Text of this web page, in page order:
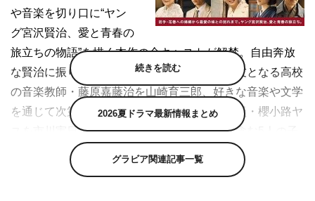
や音楽を切り口に“ヤン
グ宮沢賢治、愛と青春の
旅立ちの物語”を描く本作の全キャストが解禁。自由奔放
な賢治に振り回されるが、後に賢治のよき親友となる高校
の音楽教師・藤原嘉藤治を山崎育三郎、好きな音楽や文学
を通じて次第に賢治に惹かれていく小学校教員・櫻小路ヤ
スを市川実日子、おっとりした性格で賢治を含む5人の子
供たちを優しく見守る母・宮沢イチを神野三鈴、代々続く
質屋を継いでほしいと思いながら作家を夢見る賢治を厳し
続きを読む
2026夏ドラマ最新情報まとめ
グラビア関連記事一覧